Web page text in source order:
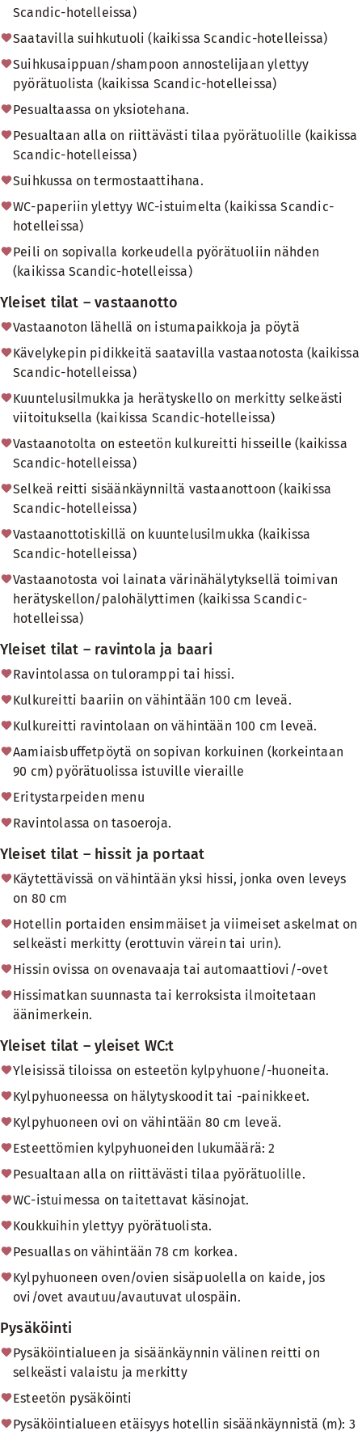
Scandic-hotelleissa)
Saatavilla suihkutuoli (kaikissa Scandic-hotelleissa)
Suihkusaippuan/shampoon annostelijaan ylettyy
pyörätuolista (kaikissa Scandic-hotelleissa)
Pesualtaassa on yksiotehana.
Pesualtaan alla on riittävästi tilaa pyörätuolille (kaikissa
Scandic-hotelleissa)
Suihkussa on termostaattihana.
WC-paperiin ylettyy WC-istuimelta (kaikissa Scandic-
hotelleissa)
Peili on sopivalla korkeudella pyörätuoliin nähden
(kaikissa Scandic-hotelleissa)
Yleiset tilat – vastaanotto
Vastaanoton lähellä on istumapaikkoja ja pöytä
Kävelykepin pidikkeitä saatavilla vastaanotosta (kaikissa
Scandic-hotelleissa)
Kuuntelusilmukka ja herätyskello on merkitty selkeästi
viitoituksella (kaikissa Scandic-hotelleissa)
Vastaanotolta on esteetön kulkureitti hisseille (kaikissa
Scandic-hotelleissa)
Selkeä reitti sisäänkäynniltä vastaanottoon (kaikissa
Scandic-hotelleissa)
Vastaanottotiskillä on kuuntelusilmukka (kaikissa
Scandic-hotelleissa)
Vastaanotosta voi lainata värinähälytyksellä toimivan
herätyskellon/palohälyttimen (kaikissa Scandic-
hotelleissa)
Yleiset tilat – ravintola ja baari
Ravintolassa on tuloramppi tai hissi.
Kulkureitti baariin on vähintään 100 cm leveä.
Kulkureitti ravintolaan on vähintään 100 cm leveä.
Aamiaisbuffetpöytä on sopivan korkuinen (korkeintaan
90 cm) pyörätuolissa istuville vieraille
Eritystarpeiden menu
Ravintolassa on tasoeroja.
Yleiset tilat – hissit ja portaat
Käytettävissä on vähintään yksi hissi, jonka oven leveys
on 80 cm
Hotellin portaiden ensimmäiset ja viimeiset askelmat on
selkeästi merkitty (erottuvin värein tai urin).
Hissin ovissa on ovenavaaja tai automaattiovi/-ovet
Hissimatkan suunnasta tai kerroksista ilmoitetaan
äänimerkein.
Yleiset tilat – yleiset WC:t
Yleisissä tiloissa on esteetön kylpyhuone/-huoneita.
Kylpyhuoneessa on hälytyskoodit tai -painikkeet.
Kylpyhuoneen ovi on vähintään 80 cm leveä.
Esteettömien kylpyhuoneiden lukumäärä: 2
Pesualtaan alla on riittävästi tilaa pyörätuolille.
WC-istuimessa on taitettavat käsinojat.
Koukkuihin ylettyy pyörätuolista.
Pesuallas on vähintään 78 cm korkea.
Kylpyhuoneen oven/ovien sisäpuolella on kaide, jos
ovi/ovet avautuu/avautuvat ulospäin.
Pysäköinti
Pysäköintialueen ja sisäänkäynnin välinen reitti on
selkeästi valaistu ja merkitty
Esteetön pysäköinti
Pysäköintialueen etäisyys hotellin sisäänkäynnistä (m): 3